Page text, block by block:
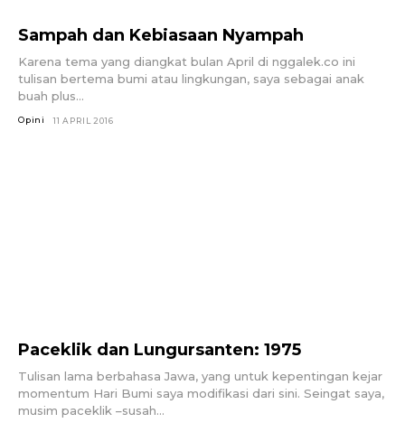
Sampah dan Kebiasaan Nyampah
Karena tema yang diangkat bulan April di nggalek.co ini
tulisan bertema bumi atau lingkungan, saya sebagai anak
buah plus...
Opini 11 APRIL 2016
Paceklik dan Lungursanten: 1975
Tulisan lama berbahasa Jawa, yang untuk kepentingan kejar
momentum Hari Bumi saya modifikasi dari sini. Seingat saya,
musim paceklik –susah...